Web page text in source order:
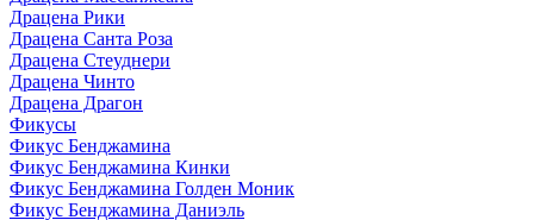
Драцена Рики
Драцена Санта Роза
Драцена Стеуднери
Драцена Чинто
Драцена Драгон
Фикусы
Фикус Бенджамина
Фикус Бенджамина Кинки
Фикус Бенджамина Голден Моник
Фикус Бенджамина Даниэль